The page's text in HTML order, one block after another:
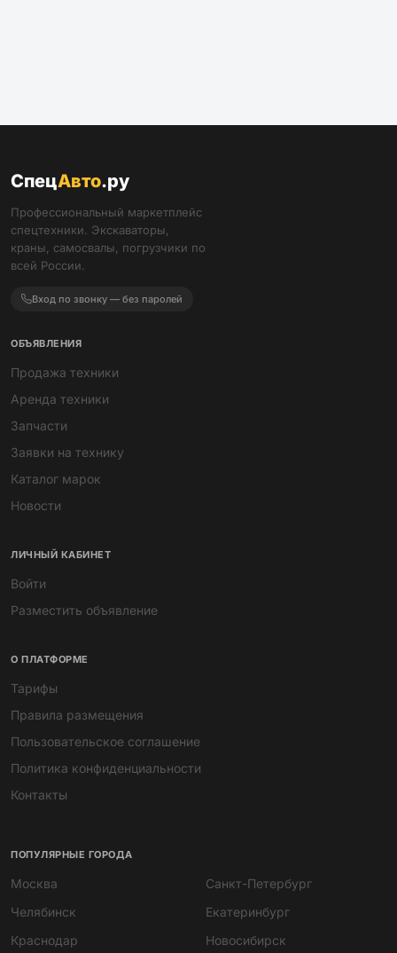
СпецАвто.ру
Профессиональный маркетплейс
спецтехники. Экскаваторы,
краны, самосвалы, погрузчики по
всей России.
Вход по звонку — без паролей
ОБЪЯВЛЕНИЯ
Продажа техники
Аренда техники
Запчасти
Заявки на технику
Каталог марок
Новости
ЛИЧНЫЙ КАБИНЕТ
Войти
Разместить объявление
О ПЛАТФОРМЕ
Тарифы
Правила размещения
Пользовательское соглашение
Политика конфиденциальности
Контакты
ПОПУЛЯРНЫЕ ГОРОДА
Москва
Санкт-Петербург
Челябинск
Екатеринбург
Краснодар
Новосибирск